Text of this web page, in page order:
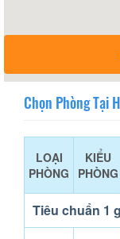
Chọn Phòng Tại
LOẠI
PHÒNG
KIỂU
PHÒNG
Tiêu chuẩn 1